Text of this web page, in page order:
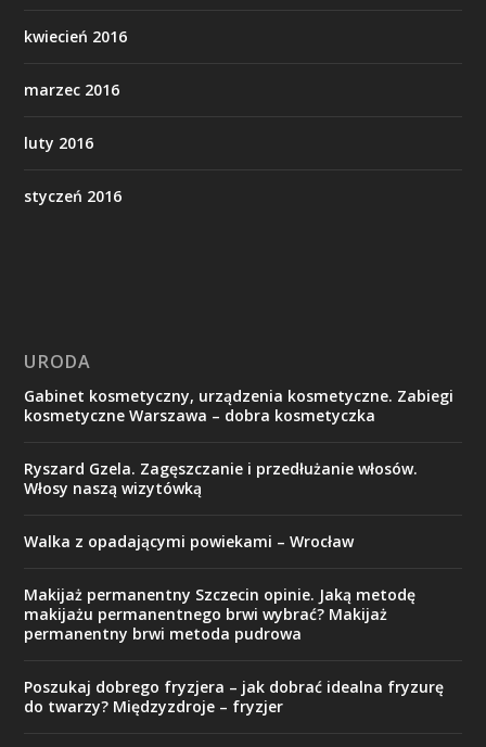
kwiecień 2016
marzec 2016
luty 2016
styczeń 2016
URODA
Gabinet kosmetyczny, urządzenia kosmetyczne. Zabiegi
kosmetyczne Warszawa – dobra kosmetyczka
Ryszard Gzela. Zagęszczanie i przedłużanie włosów.
Włosy naszą wizytówką
Walka z opadającymi powiekami – Wrocław
Makijaż permanentny Szczecin opinie. Jaką metodę
makijażu permanentnego brwi wybrać? Makijaż
permanentny brwi metoda pudrowa
Poszukaj dobrego fryzjera – jak dobrać idealna fryzurę
do twarzy? Międzyzdroje – fryzjer